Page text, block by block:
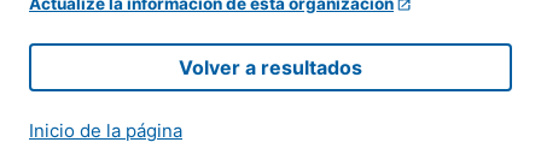
Volver a resultados
Inicio de la página